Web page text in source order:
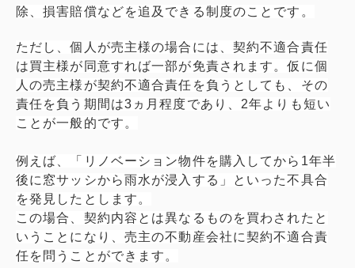
除、損害賠償などを追及できる制度のことです。
ただし、個人が売主様の場合には、契約不適合責任
は買主様が同意すれば一部が免責されます。仮に個
人の売主様が契約不適合責任を負うとしても、その
責任を負う期間は3ヵ月程度であり、2年よりも短い
ことが一般的です。
例えば、「リノベーション物件を購入してから1年半
後に窓サッシから雨水が浸入する」といった不具合
を発見したとします。
この場合、契約内容とは異なるものを買わされたと
いうことになり、売主の不動産会社に契約不適合責
任を問うことができます。